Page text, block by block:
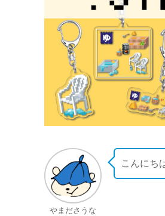
やまださうな
こんにち